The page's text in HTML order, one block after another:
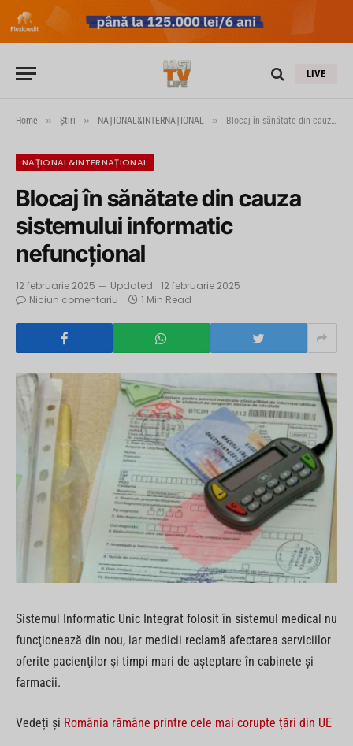
LIVE
Home » Știri » NAȚIONAL&INTERNAȚIONAL » Blocaj în sănătate din cauza sistemului informatic nefuncțional
NAȚIONAL&INTERNAȚIONAL
Blocaj în sănătate din cauza
sistemului informatic
nefuncțional
12 februarie 2025 Updated: 12 februarie 2025
Niciun comentariu
1 Min Read
Sistemul Informatic Unic Integrat folosit în sistemul medical nu
funcţionează din nou, iar medicii reclamă afectarea serviciilor
oferite pacienţilor şi timpi mari de aşteptare în cabinete şi
farmacii.
Vedeți și România rămâne printre cele mai corupte țări din UE